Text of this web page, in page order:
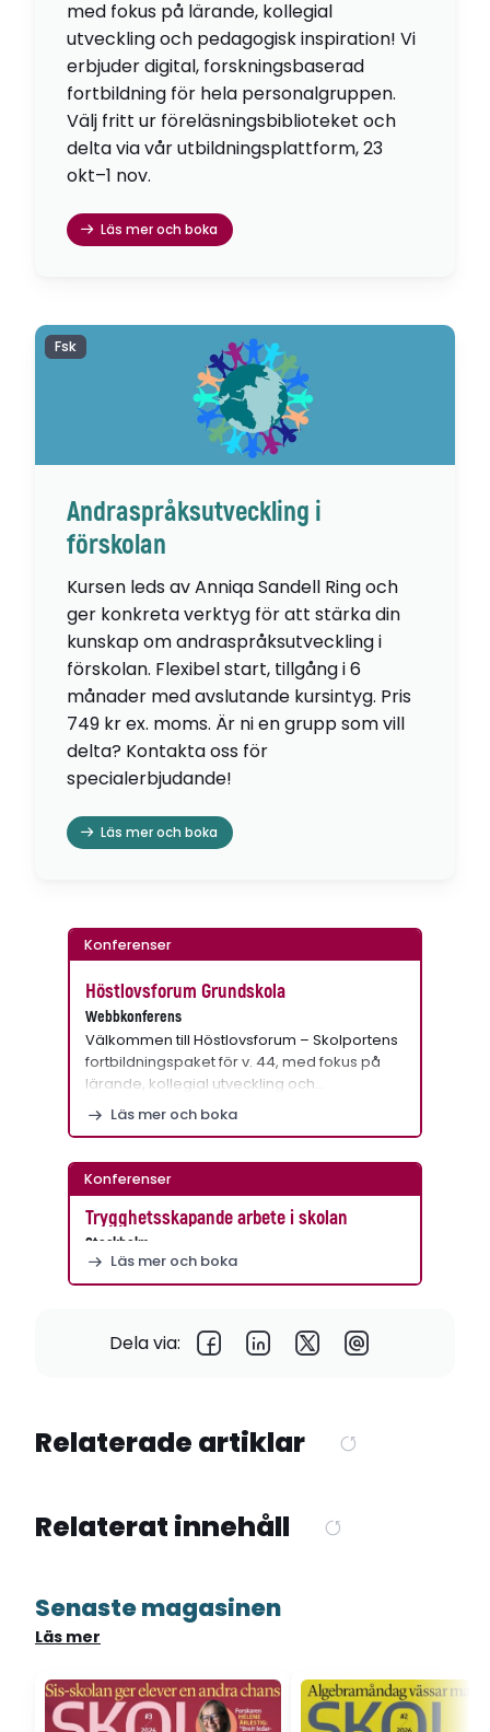
med fokus på lärande, kollegial
utveckling och pedagogisk inspiration! Vi
erbjuder digital, forskningsbaserad
fortbildning för hela personalgruppen.
Välj fritt ur föreläsningsbiblioteket och
delta via vår utbildningsplattform, 23
okt–1 nov.
Läs mer och boka
Andraspråksutveckling i
förskolan
Kursen leds av Anniqa Sandell Ring och
ger konkreta verktyg för att stärka din
kunskap om andraspråksutveckling i
förskolan. Flexibel start, tillgång i 6
månader med avslutande kursintyg. Pris
749 kr ex. moms. Är ni en grupp som vill
delta? Kontakta oss för
specialerbjudande!
Läs mer och boka
Fsk
Konferenser
Höstlovsforum Grundskola
Webbkonferens
Välkommen till Höstlovsforum – Skolportens
fortbildningspaket för v. 44, med fokus på
lärande, kollegial utveckling och…
Läs mer och boka
Konferenser
Trygghetsskapande arbete i skolan
Stockholm
Läs mer och boka
Dela via:
Relaterade artiklar
Relaterat innehåll
Senaste magasinen
Läs mer